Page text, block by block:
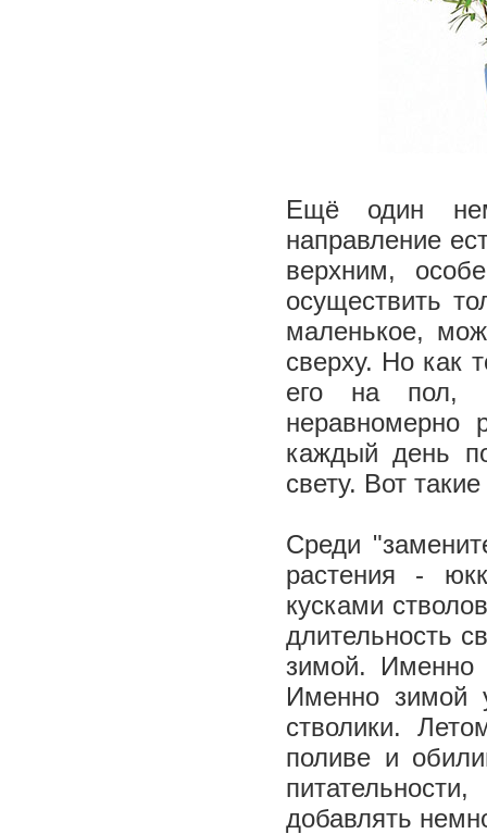
Ещё один
направление
верхним,
осуществить
маленькое,
сверху. Но как
его на пол,
неравномерно
каждый день
свету. Вот
Среди
растения -
кусками
длительность
зимой. Именно
Именно зимой
стволики.
поливе и
добавлять